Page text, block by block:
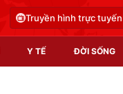
Truyền hình trực tuyến
Y TẾ ĐỜI SỐNG